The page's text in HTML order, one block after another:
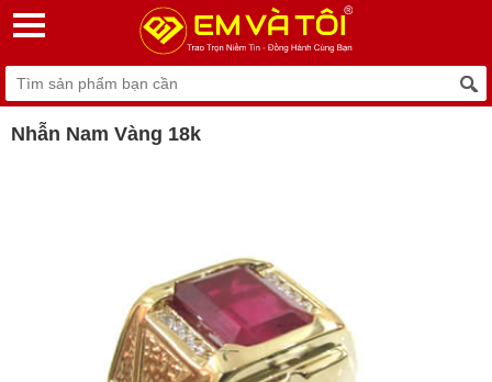
Nhẫn Nam Vàng 18k